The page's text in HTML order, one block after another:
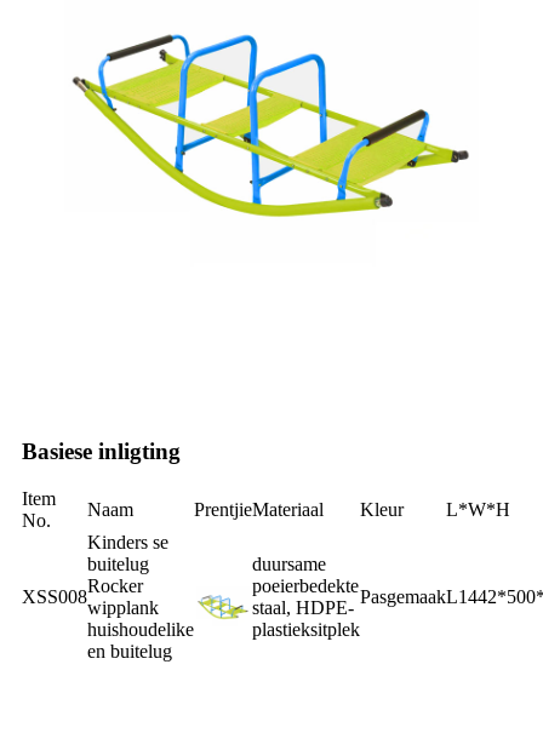
Basiese inligting
Item
No.
Naam PrentjieMateriaal Kleur L*W*H
XSS008
Kinders se
buitelug
Rocker
wipplank
huishoudelike
en buitelug
duursame
poeierbedekte
staal, HDPE-
plastieksitplek
Pasgemaak